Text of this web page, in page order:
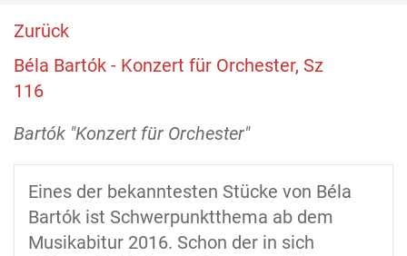
Zurück
Béla Bartók - Konzert für Orchester, Sz
116
Bartók "Konzert für Orchester"
Eines der bekanntesten Stücke von Béla
Bartók ist Schwerpunktthema ab dem
Musikabitur 2016. Schon der in sich